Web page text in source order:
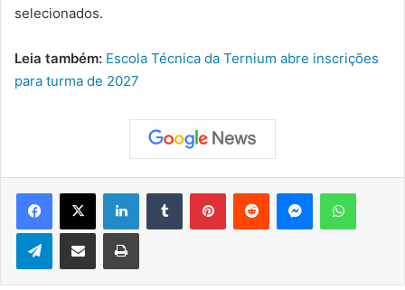
selecionados.
Leia também: Escola Técnica da Ternium abre inscrições
para turma de 2027
Telegram